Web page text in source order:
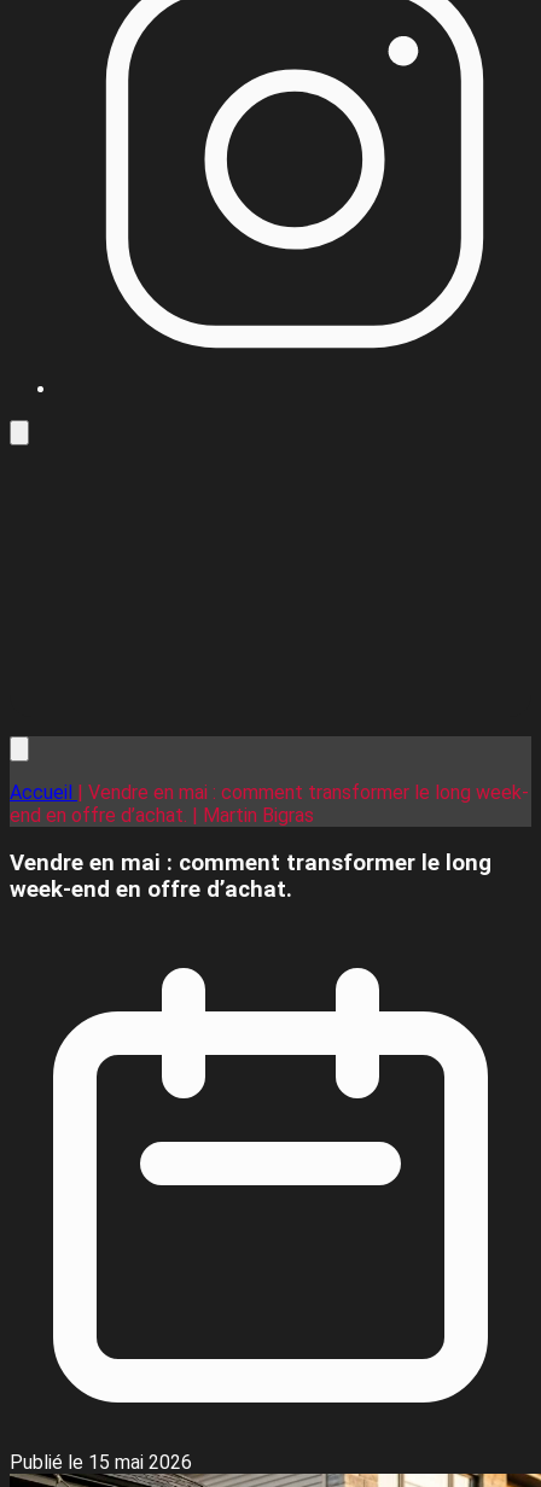
Accueil | Vendre en mai : comment transformer le long week-
end en offre d’achat. | Martin Bigras
Vendre en mai : comment transformer le long
week-end en offre d’achat.
Publié le 15 mai 2026